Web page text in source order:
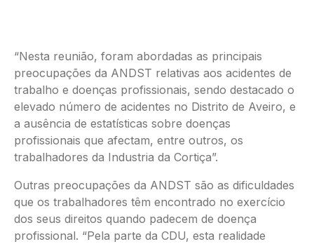
“Nesta reunião, foram abordadas as principais
preocupações da ANDST relativas aos acidentes de
trabalho e doenças profissionais, sendo destacado o
elevado número de acidentes no Distrito de Aveiro, e
a ausência de estatísticas sobre doenças
profissionais que afectam, entre outros, os
trabalhadores da Industria da Cortiça”.
Outras preocupações da ANDST são as dificuldades
que os trabalhadores têm encontrado no exercício
dos seus direitos quando padecem de doença
profissional. “Pela parte da CDU, esta realidade